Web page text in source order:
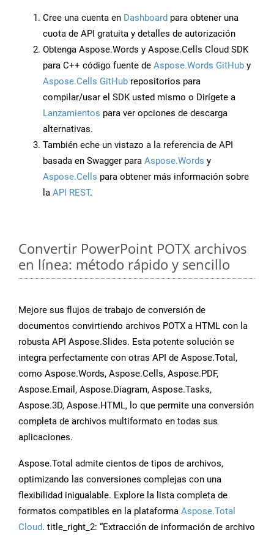
Cree una cuenta en Dashboard para obtener una
cuota de API gratuita y detalles de autorización
Obtenga Aspose.Words y Aspose.Cells Cloud SDK
para C++ código fuente de Aspose.Words GitHub y
Aspose.Cells GitHub repositorios para
compilar/usar el SDK usted mismo o Dirígete a
Lanzamientos para ver opciones de descarga
alternativas.
También eche un vistazo a la referencia de API
basada en Swagger para Aspose.Words y
Aspose.Cells para obtener más información sobre
la API REST.
Convertir PowerPoint POTX archivos
en línea: método rápido y sencillo
Mejore sus flujos de trabajo de conversión de
documentos convirtiendo archivos POTX a HTML con la
robusta API Aspose.Slides. Esta potente solución se
integra perfectamente con otras API de Aspose.Total,
como Aspose.Words, Aspose.Cells, Aspose.PDF,
Aspose.Email, Aspose.Diagram, Aspose.Tasks,
Aspose.3D, Aspose.HTML, lo que permite una conversión
completa de archivos multiformato en todas sus
aplicaciones.
Aspose.Total admite cientos de tipos de archivos,
optimizando las conversiones complejas con una
flexibilidad inigualable. Explore la lista completa de
formatos compatibles en la plataforma Aspose.Total
Cloud. title_right_2: “Extracción de información de archivo